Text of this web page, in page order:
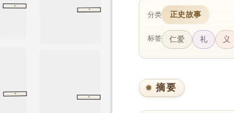
渊
·
曰
·
齐策一
·
齐策一
学而
·
分类 正史故事
标签 仁爱 礼 义
摘要